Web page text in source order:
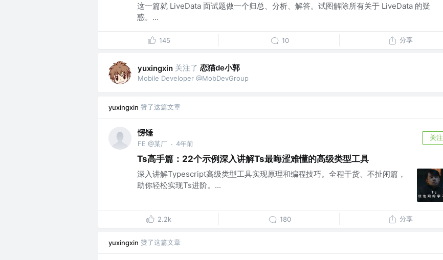
这一篇就 LiveData 面试题做一个归总、分析、解答。试图解除所有关于 LiveData 的疑
惑。...
145 10 分享
yuxingxin 关注了 恋猫de小郭
Mobile Developer @MobDevGroup
yuxingxin 赞了这篇文章
愣锤
FE @某厂 · 4年前
关注
Ts高手篇：22个示例深入讲解Ts最晦涩难懂的高级类型工具
深入讲解Typescript高级类型工具实现原理和编程技巧。全程干货、不扯闲篇，
助你轻松实现Ts进阶。...
2.2k 180 分享
yuxingxin 赞了这篇文章